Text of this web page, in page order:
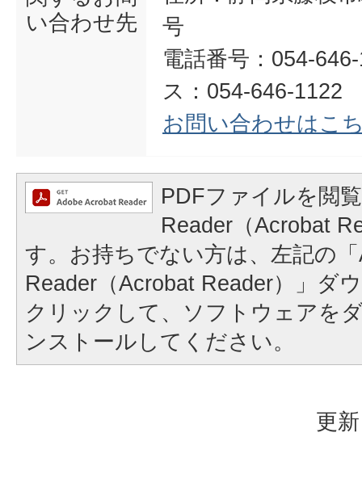
い合わせ先
号
電話番号：054-
ス：054-646-1122
お問い合わせはこ
PDFファイルを閲
Reader（Acrobat
す。お持ちでない方は、左記の
Reader（Acrobat Reader）」ダ
クリックして、ソフトウェアを
ンストールしてください。
更